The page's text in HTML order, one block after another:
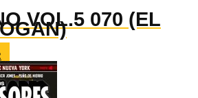
VOL.5 070 (EL